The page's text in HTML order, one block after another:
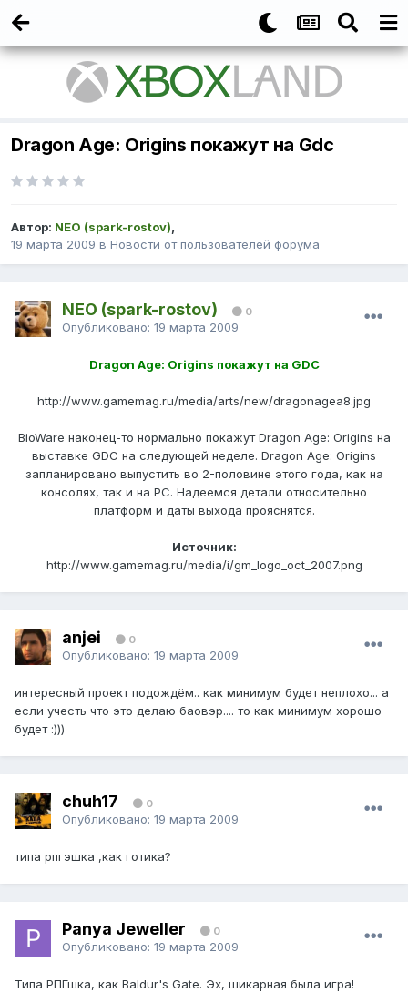
Dragon Age: Origins покажут на Gdc
Автор: NEO (spark-rostov),
19 марта 2009 в Новости от пользователей форума
NEO (spark-rostov) 0
Опубликовано: 19 марта 2009
Dragon Age: Origins покажут на GDC
http://www.gamemag.ru/media/arts/new/dragonagea8.jpg
BioWare наконец-то нормально покажут Dragon Age: Origins на
выставке GDC на следующей неделе. Dragon Age: Origins
запланировано выпустить во 2-половине этого года, как на
консолях, так и на PC. Надеемся детали относительно
платформ и даты выхода прояснятся.
Источник:
http://www.gamemag.ru/media/i/gm_logo_oct_2007.png
anjei 0
Опубликовано: 19 марта 2009
интересный проект подождём.. как минимум будет неплохо... а
если учесть что это делаю баовэр.... то как минимум хорошо
будет :)))
chuh17 0
Опубликовано: 19 марта 2009
типа рпгэшка ,как готика?
Panya Jeweller 0
Опубликовано: 19 марта 2009
Типа РПГшка, как Baldur's Gate. Эх, шикарная была игра!